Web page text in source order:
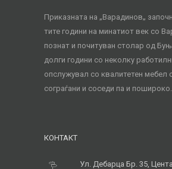
Приказната на „Варадинов„
тите години на минатиот век со
познат и почитуван столар од
долги години со неколку
опслужувал со квалитетен мебел
сограѓани и соседи па и пошироко.
КОНТАКТ
Ул. Дебарца Бр. 35,